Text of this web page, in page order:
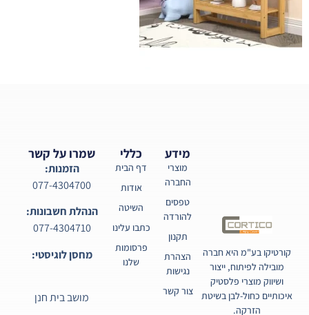
קורטיקו בע"מ היא חברה
מובילה לפיתוח, ייצור
ושיווק מוצרי פלסטיק
איכותיים כחול-לבן בשיטת
הזרקה.
כללי
דף הבית
אודות
השיטה
כתבו עלינו
פרסומות
שלנו
מידע
מוצרי
החברה
טפסים
להורדה
תקנון
הצהרת
נגישות
צור קשר
שמרו על קשר
הזמנות:
077-4304700
הנהלת חשבונות:
077-4304710
מחסן לוגיסטי:
מושב בית חנן